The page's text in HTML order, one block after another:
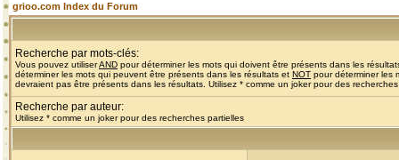
grioo.com Index du Forum
Recherche par mots-clés:
Vous pouvez utiliserAND pour déterminer les mots qui doivent être présents dans les
déterminer les mots qui peuvent être présents dans les résultats et NOT pour déterminer les
devraient pas être présents dans les résultats. Utilisez * comme un joker pour des
Recherche par auteur:
Utilisez * comme un joker pour des recherches partielles